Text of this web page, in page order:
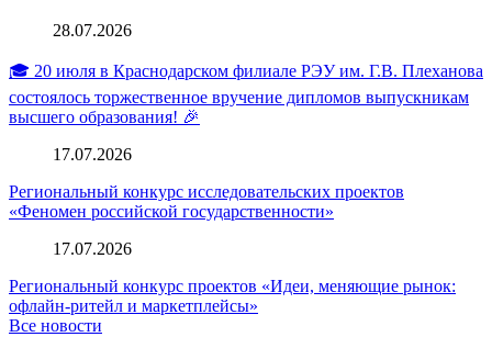
28.07.2026
🎓 20 июля в Краснодарском филиале РЭУ им. Г.В. Плеханова
состоялось торжественное вручение дипломов выпускникам
высшего образования! 🎉
17.07.2026
Региональный конкурс исследовательских проектов
«Феномен российской государственности»
17.07.2026
Региональный конкурс проектов «Идеи, меняющие рынок:
офлайн-ритейл и маркетплейсы»
Все новости